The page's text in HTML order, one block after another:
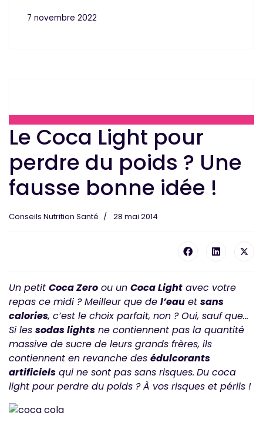
7 novembre 2022
Le Coca Light pour
perdre du poids ? Une
fausse bonne idée !
Conseils Nutrition Santé 28 mai 2014
Un petit Coca Zero ou un Coca Light avec votre
repas ce midi ? Meilleur que de l’eau et sans
calories, c’est le choix parfait, non ? Oui, sauf que…
Si les sodas lights ne contiennent pas la quantité
massive de sucre de leurs grands frères, ils
contiennent en revanche des édulcorants
artificiels qui ne sont pas sans risques. Du coca
light pour perdre du poids ? À vos risques et périls !